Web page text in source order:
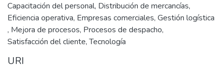
Capacitación del personal, Distribución de mercancías,
Eficiencia operativa, Empresas comerciales, Gestión logística
, Mejora de procesos, Procesos de despacho,
Satisfacción del cliente,Tecnología
URI